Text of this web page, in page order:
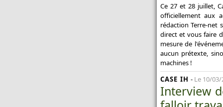
Ce 27 et 28 juillet,
officiellement aux
rédaction Terre-net
direct et vous faire
mesure de
aucun prétexte,
machines !
CASE IH - Le 10/03/
Interview